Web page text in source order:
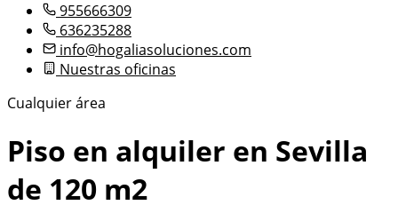
955666309
636235288
info@hogaliasoluciones.com
Nuestras oficinas
Cualquier área
Piso en alquiler en Sevilla
de 120 m2